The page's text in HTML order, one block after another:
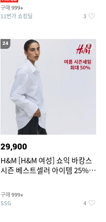
구매 999+
11번가 쇼킹딜 3
24
29,900
H&M [H&M 여성] 쇼익 바캉스
시즌 베스트셀러 아이템 25%
구매 999+
SSG 4